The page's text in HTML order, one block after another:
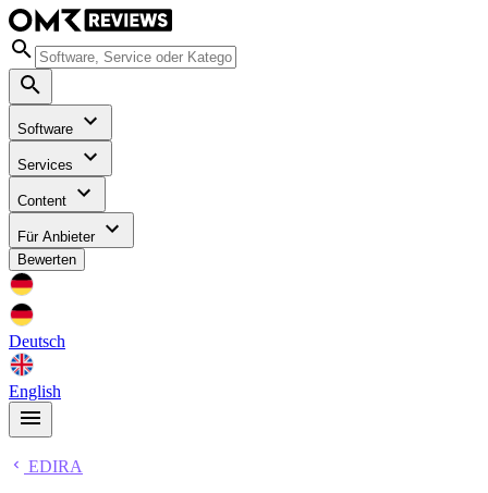
Software
Services
Content
Für Anbieter
Bewerten
Deutsch
English
EDIRA